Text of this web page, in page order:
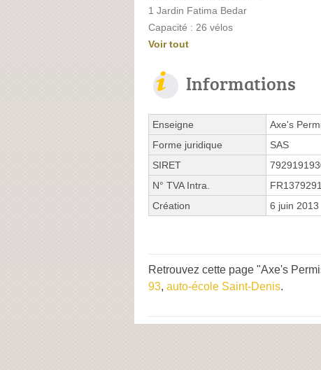
1 Jardin Fatima Bedar
Capacité : 26 vélos
Voir tout
Informations
Enseigne
Axe's
Forme juridique
SAS
SIRET
N° TVA Intra.
Création
6 juin 2013
Retrouvez cette page "Axe's
93, auto-école Saint-Denis.